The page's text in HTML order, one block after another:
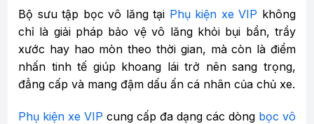
Bộ sưu tập bọc vô lăng tại Phụ kiện xe VIP không
chỉ là giải pháp bảo vệ vô lăng khỏi bụi bẩn, trầy
xước hay hao mòn theo thời gian, mà còn là điểm
nhấn tinh tế giúp khoang lái trở nên sang trọng,
đẳng cấp và mang đậm dấu ấn cá nhân của chủ xe.
Phụ kiện xe VIP cung cấp đa dạng các dòng bọc vô